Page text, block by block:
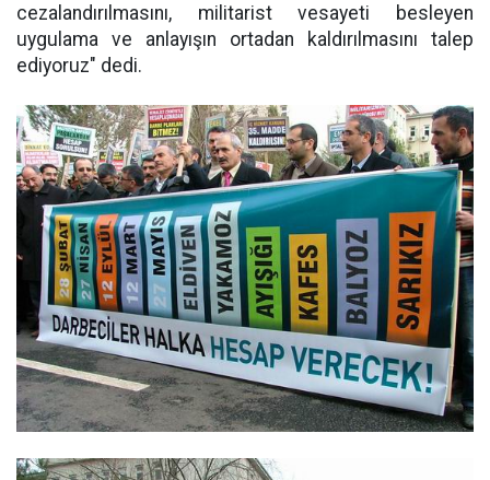
cezalandırılmasını, militarist vesayeti besleyen
uygulama ve anlayışın ortadan kaldırılmasını talep
ediyoruz" dedi.